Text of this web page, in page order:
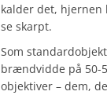
kalder det, hjernen
se skarpt.
Som
brændvidde på 50-
objektiver – dem,